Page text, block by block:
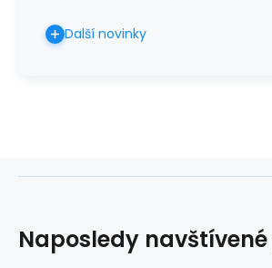
Další novinky
Naposledy